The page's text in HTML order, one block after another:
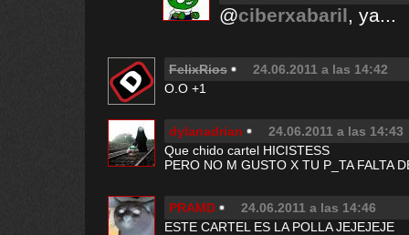
@ciberxabaril, ya...
FelixRios
24.06.2011 a las 14:42
O.O +1
dylanadrian
24.06.2011 a las 14:43
Que chido cartel HICISTESS
PERO NO M GUSTO X TU P_TA FALTA
PRAMD
24.06.2011 a las 14:46
ESTE CARTEL ES LA POLLA JEJEJEJE